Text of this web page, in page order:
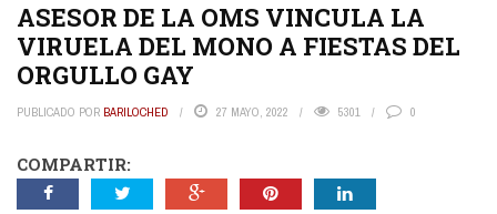
ASESOR DE LA OMS VINCULA LA
VIRUELA DEL MONO A FIESTAS DEL
ORGULLO GAY
PUBLICADO POR BARILOCHED 27 MAYO, 2022 5301 0
COMPARTIR: